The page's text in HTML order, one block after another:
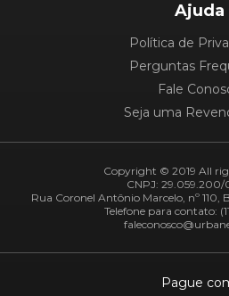
Ajuda
Política de
Perguntas
Fale
Seja uma
Copyright © 2019 All
CNPJ:
Rua Coronel Antônio Marcelo, nº 110,
Telefone para contato:
Pague